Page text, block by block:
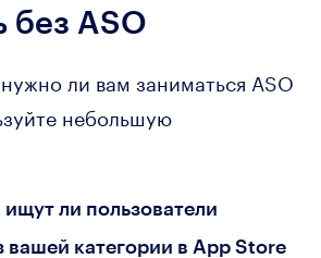
без ASO
ли вам заниматься ASO
небольшую
ли пользователи
вашей категории в App Store